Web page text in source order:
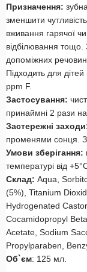
Призначення:
зменшити
вживання гарячої
відбілювання тощо.
допоміжних
Підходить для
ppm F.
Застосування:
принаймні 2 рази
Застережні
променями сонця.
Умови зберігання:
температурі від
Склад: Aqua,
(5%), Titanium
Hydrogenated
Cocamidopropyl
Acetate, Sodium
Propylparaben,
Об`єм: 125 мл.